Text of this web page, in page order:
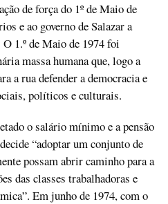
de força do 1º de Maio de
e ao governo de Salazar a
1.º de Maio de 1974 foi
massa humana que, logo a
a rua defender a democracia e
políticos e culturais.
o salário mínimo e a pensão
“adoptar um conjunto de
possam abrir caminho para a
das classes trabalhadoras e
Em junho de 1974, com o